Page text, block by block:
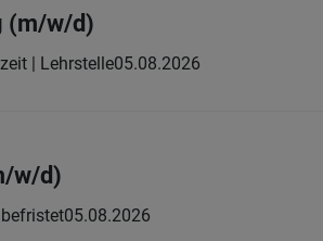
(m/w/d)
| Lehrstelle05.08.2026
w/d)
05.08.2026